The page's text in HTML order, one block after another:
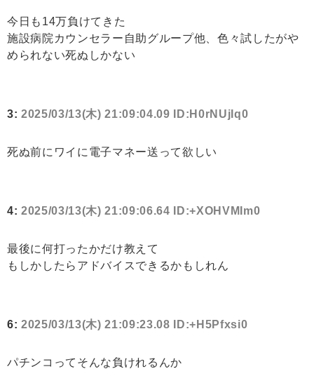
今日も14万負けてきた
施設病院カウンセラー自助グループ他、色々試したがや
められない死ぬしかない
3: 2025/03/13(木) 21:09:04.09 ID:H0rNUjIq0
死ぬ前にワイに電子マネー送って欲しい
4: 2025/03/13(木) 21:09:06.64 ID:+XOHVMIm0
最後に何打ったかだけ教えて
もしかしたらアドバイスできるかもしれん
6: 2025/03/13(木) 21:09:23.08 ID:+H5Pfxsi0
パチンコってそんな負けれるんか